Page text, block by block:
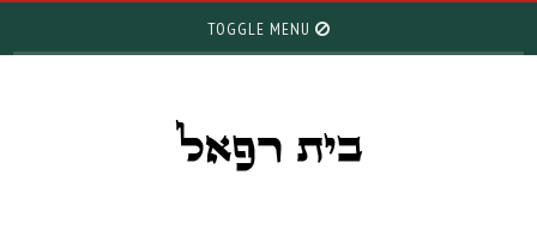
TOGGLE MENU